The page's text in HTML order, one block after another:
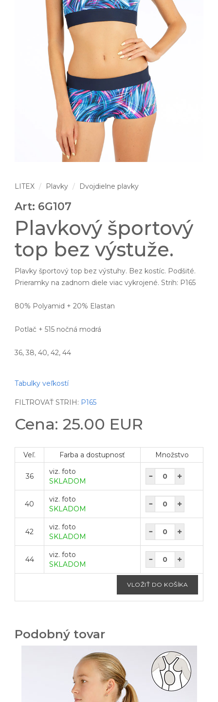
LITEX Plavky Dvojdielne plavky
Art: 6G107
Plavkový športový
top bez výstuže.
Plavky športový top bez výstuhy. Bez kostíc. Podšité.
Prieramky na zadnom diele viac vykrojené. Strih: P165
80% Polyamid + 20% Elastan
Potlač + 515 nočná modrá
36, 38, 40, 42, 44
Tabulky veľkostí
FILTROVAŤ STRIH: P165
Cena: 25.00 EUR
Veľ. Farba a dostupnosť Množstvo
36
viz. foto
SKLADOM
40
viz. foto
SKLADOM
42
viz. foto
SKLADOM
44
viz. foto
SKLADOM
Podobný tovar